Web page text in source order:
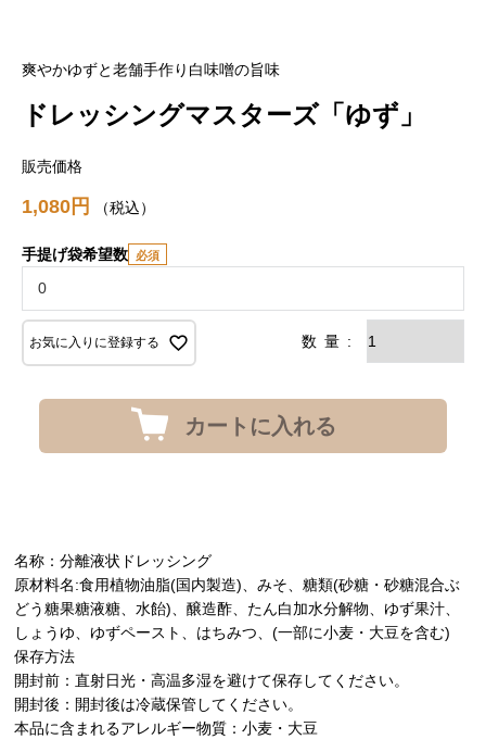
爽やかゆずと老舗手作り白味噌の旨味
ドレッシングマスターズ「ゆず」
販売価格
1,080 税込
手提げ袋希望数
お気に入りに登録する
カートに入れる
名称：分離液状ドレッシング
原材料名:食用植物油脂(国内製造)、みそ、糖類(砂糖・砂糖混合ぶ
どう糖果糖液糖、水飴)、醸造酢、たん白加水分解物、ゆず果汁、
しょうゆ、ゆずペースト、はちみつ、(一部に小麦・大豆を含む)
保存方法
開封前：直射日光・高温多湿を避けて保存してください。
開封後：開封後は冷蔵保管してください。
本品に含まれるアレルギー物質：小麦・大豆